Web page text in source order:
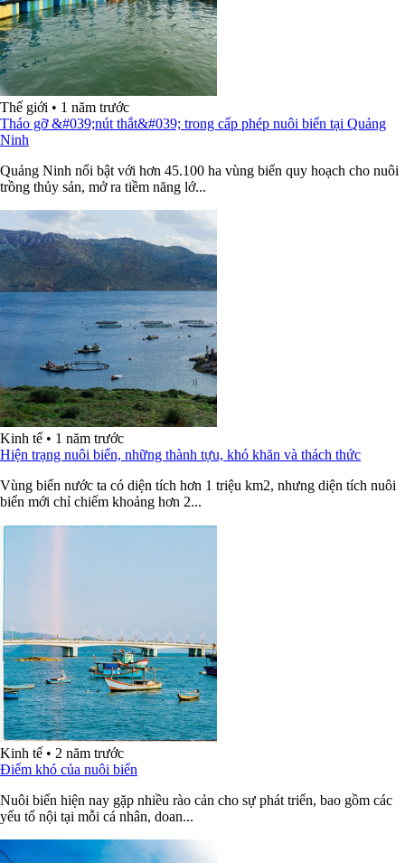
Thế giới • 1 năm trước
Tháo gỡ &#039;nút thắt&#039; trong cấp phép nuôi biển tại Quảng
Ninh
Quảng Ninh nổi bật với hơn 45.100 ha vùng biển quy hoạch cho nuôi
trồng thủy sản, mở ra tiềm năng lớ...
Kinh tế • 1 năm trước
Hiện trạng nuôi biển, những thành tựu, khó khăn và thách thức
Vùng biển nước ta có diện tích hơn 1 triệu km2, nhưng diện tích nuôi
biển mới chỉ chiếm khoảng hơn 2...
Kinh tế • 2 năm trước
Điểm khó của nuôi biển
Nuôi biển hiện nay gặp nhiều rào cản cho sự phát triển, bao gồm các
yếu tố nội tại mỗi cá nhân, doan...